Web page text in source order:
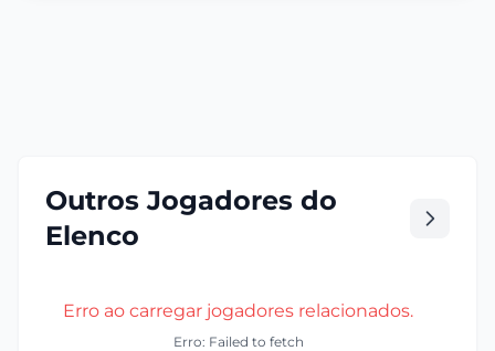
Outros Jogadores do
Elenco
Erro ao carregar jogadores relacionados.
Erro: Failed to fetch